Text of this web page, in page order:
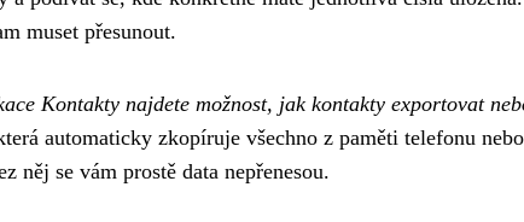
muset přesunout.
Kontakty najdete možnost, jak kontakty exportovat
automaticky zkopíruje všechno z paměti telefonu
něj se vám prostě data nepřenesou.